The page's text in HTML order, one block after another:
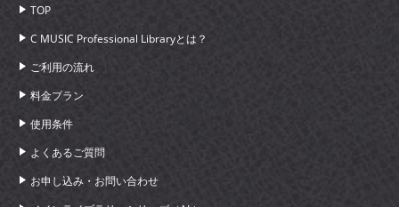
TOP
C MUSIC Professional Libraryとは？
ご利用の流れ
料金プラン
使用条件
よくあるご質問
お申し込み・お問い合わせ